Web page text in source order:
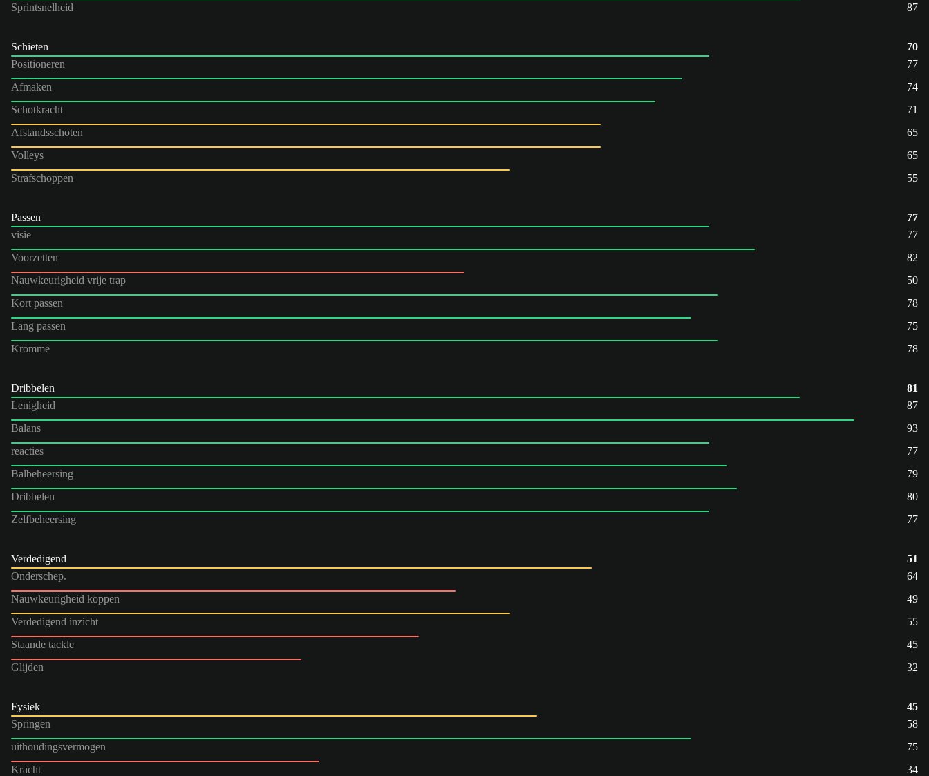
Sprintsnelheid
87
Schieten
70
Positioneren
77
Afmaken
74
Schotkracht
71
Afstandsschoten
65
Volleys
65
Strafschoppen
55
Passen
77
visie
77
Voorzetten
82
Nauwkeurigheid vrije trap
50
Kort passen
78
Lang passen
75
Kromme
78
Dribbelen
81
Lenigheid
87
Balans
93
reacties
77
Balbeheersing
79
Dribbelen
80
Zelfbeheersing
77
Verdedigend
51
Onderschep.
64
Nauwkeurigheid koppen
49
Verdedigend inzicht
55
Staande tackle
45
Glijden
32
Fysiek
45
Springen
58
uithoudingsvermogen
75
Kracht
34